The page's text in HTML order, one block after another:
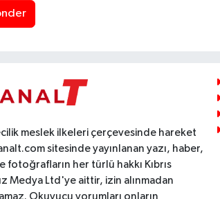
meslek ilkeleri çerçevesinde hareket
sitesinde yayınlanan yazı, haber,
fotoğrafların her türlü hakkı Kıbrıs
Medya Ltd'ye aittir, izin alınmadan
Okuyucu yorumları onların